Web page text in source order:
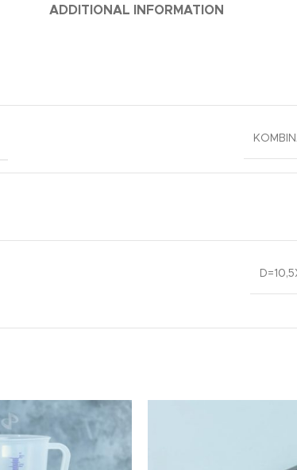
ADDITIONAL INFORMATION